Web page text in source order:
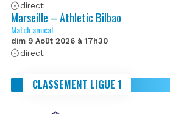
direct
Marseille – Athletic Bilbao
Match amical
dim 9 Août 2026 à 17h30
direct
CLASSEMENT LIGUE 1